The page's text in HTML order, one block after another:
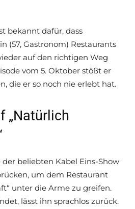
bekannt dafür, dass
(57, Gastronom) Restaurants
auf den richtigen Weg
vom 5. Oktober stößt er
die er so noch nie erlebt hat.
„Natürlich
beliebten Kabel Eins-Show
um dem Restaurant
unter die Arme zu greifen.
lässt ihn sprachlos zurück.